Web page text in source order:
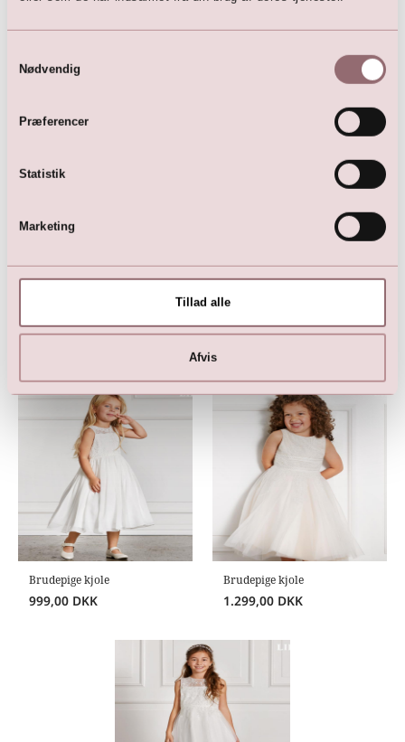
Nødvendig
Præferencer
Statistik
Marketing
Tillad alle
Afvis
Her er favoritterne
Brudepige kjole
999,00 DKK
Brudepige kjole
1.299,00 DKK